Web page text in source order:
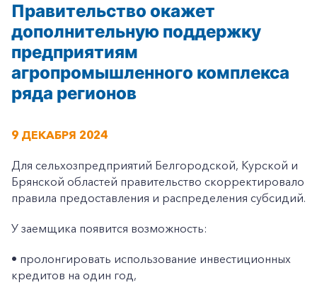
Правительство окажет
дополнительную поддержку
предприятиям
агропромышленного комплекса
ряда регионов
9 ДЕКАБРЯ 2024
Для сельхозпредприятий Белгородской, Курской и
Брянской областей правительство скорректировало
правила предоставления и распределения субсидий.
У заемщика появится возможность:
• пролонгировать использование инвестиционных
кредитов на один год,